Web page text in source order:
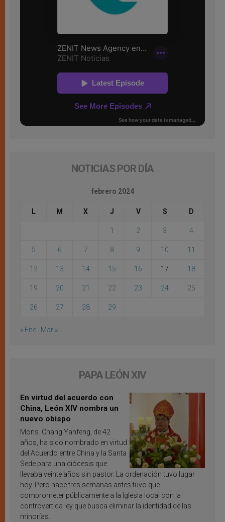
NOTICIAS POR DÍA
febrero 2024
L M X J V S D
1 2 3 4
5 6 7 8 9 10 11
12 13 14 15 16 17 18
19 20 21 22 23 24 25
26 27 28 29
« Ene Mar »
PAPA LEÓN XIV
En virtud del acuerdo con
China, León XIV nombra un
nuevo obispo
Mons. Chang Yanfeng, de 42
años, ha sido nombrado en virtud
del Acuerdo entre China y la Santa
Sede para una diócesis que
llevaba veinte años sin pastor. La ordenación tuvo lugar
hoy. Pero hace tres semanas antes tuvo que
comprometer públicamente a la Iglesia local con la
controvertida ley que busca eliminar la identidad de las
minorías.